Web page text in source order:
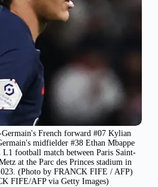
French forward #07 Kylian
midfielder #38 Ethan Mbappe
football match between Paris Saint-
at the Parc des Princes stadium in
(Photo by FRANCK FIFE / AFP)
FIFE/AFP via Getty Images)